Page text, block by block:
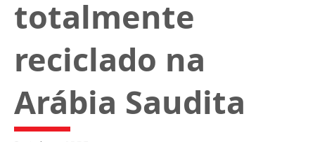
totalmente
reciclado na
Arábia Saudita